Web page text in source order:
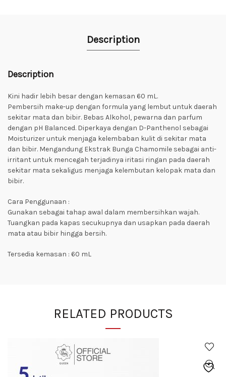
Description
Description
Kini hadir lebih besar dengan kemasan 60 mL.
Pembersih make-up dengan formula yang lembut untuk daerah
sekitar mata dan bibir. Bebas Alkohol, pewarna dan parfum
dengan pH Balanced. Diperkaya dengan D-Panthenol sebagai
Moisturizer untuk menjaga kelembaban kulit di sekitar mata
dan bibir. Mengandung Ekstrak Bunga Chamomile sebagai anti-
irritant untuk mencegah terjadinya iritasi ringan pada daerah
sekitar mata sekaligus menjaga kelembutan kelopak mata dan
bibir.
Cara Penggunaan :
Gunakan sebagai tahap awal dalam membersihkan wajah.
Tuangkan pada kapas secukupnya dan usapkan pada daerah
mata atau bibir hingga bersih.
Tersedia kemasan : 60 mL
RELATED PRODUCTS